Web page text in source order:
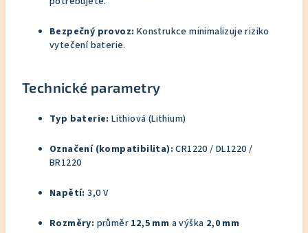
Bezpečný provoz: Konstrukce minimalizuje riziko
vytečení baterie.
Technické parametry
Typ baterie: Lithiová (Lithium)
Označení (kompatibilita): CR1220 / DL1220 /
BR1220
Napětí: 3,0 V
Rozměry: průměr 12,5 mm a výška 2,0 mm